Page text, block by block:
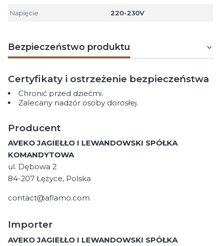
Napięcie 220-230V
Bezpieczeństwo produktu
Certyfikaty i ostrzeżenie bezpieczeństwa
Chronić przed dziećmi.
Zalecany nadzór osoby dorosłej.
Producent
AVEKO JAGIEŁŁO I LEWANDOWSKI SPÓŁKA
KOMANDYTOWA
ul. Dębowa 2
84-207 Łężyce, Polska
contact@aflamo.com
Importer
AVEKO JAGIEŁŁO I LEWANDOWSKI SPÓŁKA